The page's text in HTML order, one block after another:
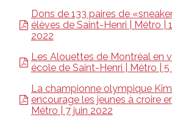
Dons de 133 paires de
élèves de Saint-Henri | Métro |
2022
Les Alouettes de Montréal en
école de Saint-Henri | Métro |
La championne olympique
encourage les jeunes à croire
Métro | 7 juin 2022